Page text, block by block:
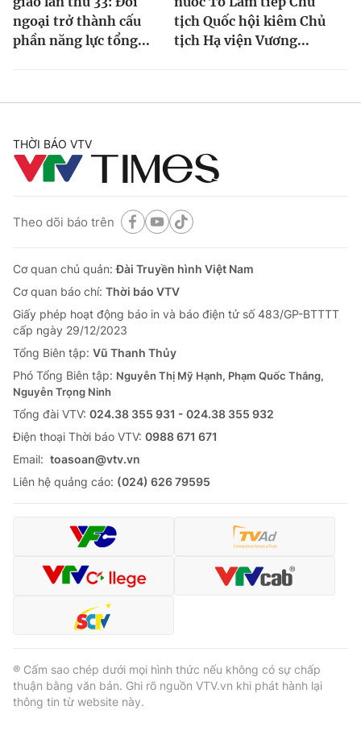
ngoại trở thành cấu
phần năng lực tổng...
tịch Quốc hội kiêm Chủ
tịch Hạ viện Vương...
THỜI BÁO VTV
Theo dõi báo trên
Cơ quan chủ quản:Đài Truyền hình Việt Nam
Cơ quan báo chí: Thời báo VTV
Giấy phép hoạt động báo in và báo điện tử số 483/GP-BTTTT
cấp ngày 29/12/2023
Tổng Biên tập: Vũ Thanh Thủy
Phó Tổng Biên tập: Nguyễn Thị Mỹ Hạnh, Phạm Quốc Thắng,
Nguyễn Trọng Ninh
Tổng đài VTV: 024.38 355 931 - 024.38 355 932
Ðiện thoại Thời báo VTV: 0988 671 671
Email: toasoan@vtv.vn
Liên hệ quảng cáo: (024) 626 79595
® Cấm sao chép dưới mọi hình thức nếu không có sự chấp
thuận bằng văn bản. Ghi rõ nguồn VTV.vn khi phát hành lại
thông tin từ website này.